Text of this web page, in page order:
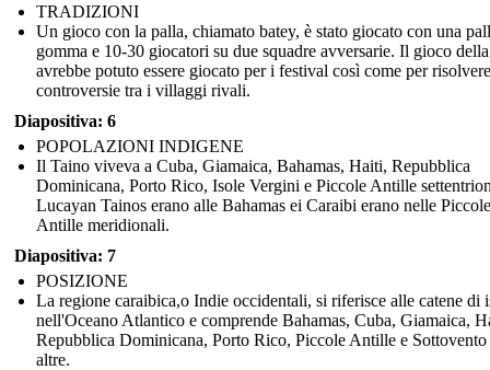
TRADIZIONI
Un gioco con la palla, chiamato batey, è stato giocato con una
gomma e 10-30 giocatori su due squadre avversarie. Il gioco
avrebbe potuto essere giocato per i festival così come per
controversie tra i villaggi rivali.
Diapositiva: 6
POPOLAZIONI INDIGENE
Il Taino viveva a Cuba, Giamaica, Bahamas, Haiti, Repubblica
Dominicana, Porto Rico, Isole Vergini e Piccole Antille
Lucayan Tainos erano alle Bahamas ei Caraibi erano nelle Piccole
Antille meridionali.
Diapositiva: 7
POSIZIONE
La regione caraibica,o Indie occidentali, si riferisce alle catene di
nell'Oceano Atlantico e comprende Bahamas, Cuba, Giamaica,
Repubblica Dominicana, Porto Rico, Piccole Antille e Sottovento
altre.